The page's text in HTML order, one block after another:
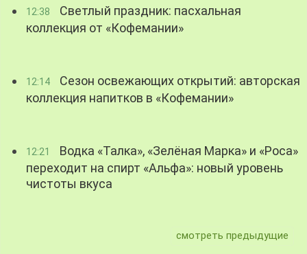
12:38
Светлый праздник: пасхальная
коллекция от «Кофемании»
12:14
Сезон освежающих открытий: авторская
коллекция напитков в «Кофемании»
12:21
Водка «Талка», «Зелёная Марка» и «Роса»
переходит на спирт «Альфа»: новый уровень
чистоты вкуса
смотреть предыдущие